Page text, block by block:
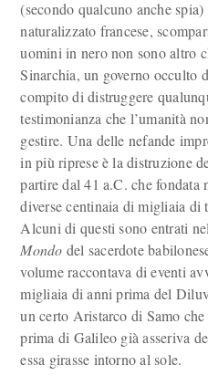
(secondo qualcuno anche
naturalizzato francese,
uomini in nero non sono altro
Sinarchia, un governo occulto
compito di distruggere
testimonianza che l’umanità
gestire. Una delle nefande
in più riprese è la distruzione
partire dal 41 a.C. che fondata
diverse centinaia di migliaia di
Alcuni di questi sono entrati
Mondo del sacerdote
volume raccontava di eventi
migliaia di anni prima del
un certo Aristarco di Samo
prima di Galileo già asseriva
essa girasse intorno al sole.